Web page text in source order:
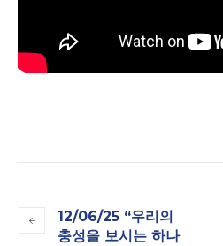
12/06/25 “우리의
충성을 보시는 하나